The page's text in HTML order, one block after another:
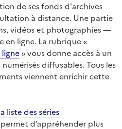
de ses fonds d'archives
à distance. Une partie
vidéos et photographies —
en ligne. La rubrique «
ligne » vous donne accès à un
diffusables. Tous les
viennent enrichir cette
liste des séries
d’appréhender plus